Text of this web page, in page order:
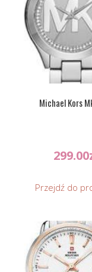
Michael Kors
299.00
Przejdź do